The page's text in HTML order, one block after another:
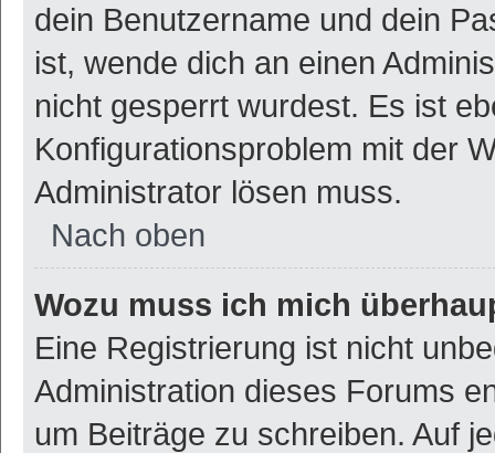
dein Benutzername und dein
ist, wende dich an einen
nicht gesperrt wurdest. Es ist
Konfigurationsproblem mit der
Administrator lösen muss.
Nach oben
Wozu muss ich mich
Eine Registrierung ist nicht
Administration dieses Forums
um Beiträge zu schreiben. Auf